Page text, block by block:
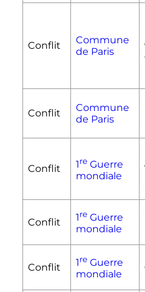
Conflit
Commune
de Paris
Conflit
Commune
de Paris
Conflit 1re Guerre
mondiale
Conflit 1re Guerre
mondiale
Conflit 1re Guerre
mondiale